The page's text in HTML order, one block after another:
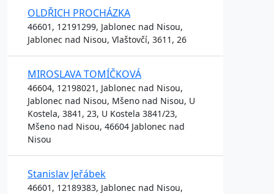
OLDŘICH PROCHÁZKA
46601, 12191299, Jablonec nad Nisou,
Jablonec nad Nisou, Vlaštovčí, 3611, 26
MIROSLAVA TOMÍČKOVÁ
46604, 12198021, Jablonec nad Nisou,
Jablonec nad Nisou, Mšeno nad Nisou, U
Kostela, 3841, 23, U Kostela 3841/23,
Mšeno nad Nisou, 46604 Jablonec nad
Nisou
Stanislav Jeřábek
46601, 12189383, Jablonec nad Nisou,